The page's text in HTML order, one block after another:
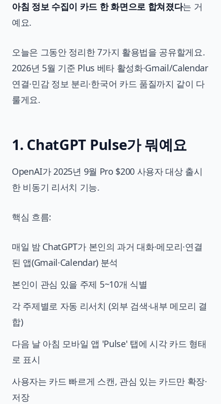
아침 정보 수집이 카드 한 화면으로 합쳐졌다는 거
예요.
오늘은 그동안 정리한 7가지 활용법을 공유할게요.
2026년 5월 기준 Plus 베타 활성화·Gmail/Calendar
연결·민감 정보 분리·한국어 카드 품질까지 같이 다
룰게요.
1. ChatGPT Pulse가 뭐예요
OpenAI가 2025년 9월 Pro $200 사용자 대상 출시
한 비동기 리서치 기능.
핵심 흐름:
매일 밤 ChatGPT가 본인의 과거 대화·메모리·연결
된 앱(Gmail·Calendar) 분석
본인이 관심 있을 주제 5~10개 식별
각 주제별로 자동 리서치 (외부 검색·내부 메모리 결
합)
다음 날 아침 모바일 앱 'Pulse' 탭에 시각 카드 형태
로 표시
사용자는 카드 빠르게 스캔, 관심 있는 카드만 확장·
저장